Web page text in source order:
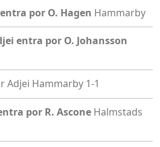
por O. Hagen Hammarby
entra por O. Johansson
Adjei Hammarby 1-1
por R. Ascone Halmstads